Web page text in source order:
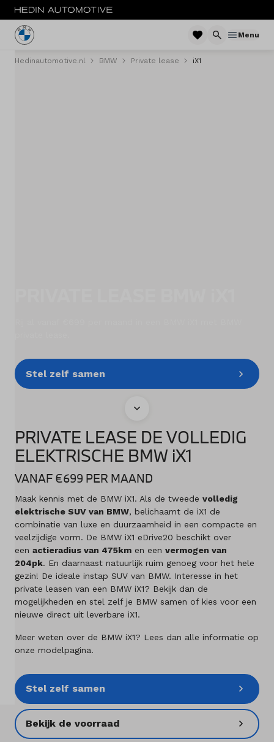
Menu
Menu
Contact
Naar MINI
Mijn account
Vacatures
Vergelijken
Vestigingen
Merken
Diensten
Kennis & advies
Land
Taal
Hedinautomotive.nl BMW Private lease iX1
Stel zelf samen
PRIVATE LEASE DE VOLLEDIG
ELEKTRISCHE BMW iX1
VANAF €699 PER MAAND
Maak kennis met de BMW iX1. Als de tweede volledig
elektrische SUV van BMW, belichaamt de iX1 de
combinatie van luxe en duurzaamheid in een compacte en
veelzijdige vorm. De BMW iX1 eDrive20 beschikt over
een actieradius van 475km en een vermogen van
204pk. En daarnaast natuurlijk ruim genoeg voor het hele
gezin! De ideale instap SUV van BMW. Interesse in het
private leasen van een BMW iX1? Bekijk dan de
mogelijkheden en stel zelf je BMW samen of kies voor een
nieuwe direct uit leverbare iX1.
Meer weten over de BMW iX1? Lees dan alle informatie op
onze modelpagina.
Stel zelf samen
Bekijk de voorraad